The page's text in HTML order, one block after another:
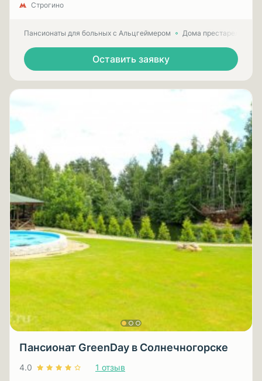
Строгино
Пансионаты для больных с Альцгеймером Дома престарелых
Оставить заявку
Пансионат GreenDay в Солнечногорске
4.0 1 отзыв